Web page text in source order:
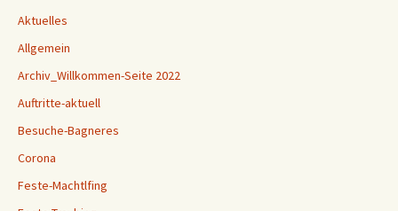
Aktuelles
Allgemein
Archiv_Willkommen-Seite 2022
Auftritte-aktuell
Besuche-Bagneres
Corona
Feste-Machtlfing